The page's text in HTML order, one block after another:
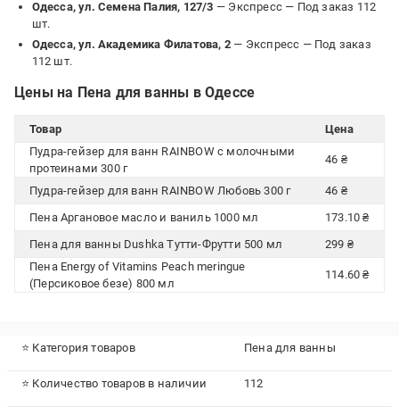
Одесса, ул. Семена Палия, 127/3 — Экспресс — Под заказ 112
шт.
Одесса, ул. Академика Филатова, 2 — Экспресс — Под заказ
112 шт.
Цены на Пена для ванны в Одессе
Товар
Цена
Пудра-гейзер для ванн RAINBOW с молочными
протеинами 300 г
46 ₴
Пудра-гейзер для ванн RAINBOW Любовь 300 г
46 ₴
Пена Аргановое масло и ваниль 1000 мл
173.10 ₴
Пена для ванны Dushka Тутти-Фрутти 500 мл
299 ₴
Пена Energy of Vitamins Peach meringue
(Персиковое безе) 800 мл
114.60 ₴
⭐ Категория товаров Пена для ванны
⭐ Количество товаров в наличии 112